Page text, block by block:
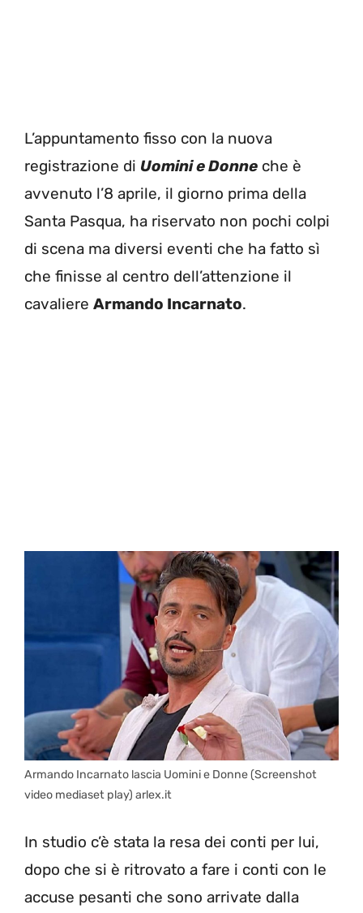
L’appuntamento fisso con la nuova
registrazione di Uomini e Donne che è
avvenuto l’8 aprile, il giorno prima della
Santa Pasqua, ha riservato non pochi colpi
di scena ma diversi eventi che ha fatto sì
che finisse al centro dell’attenzione il
cavaliere Armando Incarnato.
Armando Incarnato lascia Uomini e Donne (Screenshot
video mediaset play) arlex.it
In studio c’è stata la resa dei conti per lui,
dopo che si è ritrovato a fare i conti con le
accuse pesanti che sono arrivate dalla